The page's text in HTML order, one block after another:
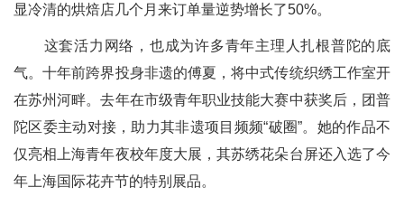
显冷清的烘焙店几个月来订单量逆势增长了50%。
这套活力网络，也成为许多青年主理人扎根普陀的底
气。十年前跨界投身非遗的傅夏，将中式传统织绣工作室开
在苏州河畔。去年在市级青年职业技能大赛中获奖后，团普
陀区委主动对接，助力其非遗项目频频“破圈”。她的作品不
仅亮相上海青年夜校年度大展，其苏绣花朵台屏还入选了今
年上海国际花卉节的特别展品。